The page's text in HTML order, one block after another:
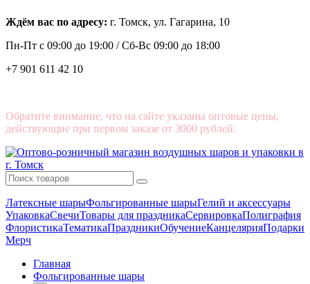
Ждём вас по адресу: г. Томск, ул. Гагарина, 10
Пн-Пт с 09:00 до 19:00 /Сб-Вс 09:00 до 18:00
+7 901 611 42 10
Обратите внимание, что на сайте указаны оптовые цены,
действующие при первом заказе от 3000 рублей.
Латексные шарыФольгированные шарыГелий и аксессуары
УпаковкаСвечиТовары для праздникаСервировкаПолиграфия
ФлористикаТематикаПраздникиОбучениеКанцелярияПодарки
Мерч
Главная
Фольгированные шары